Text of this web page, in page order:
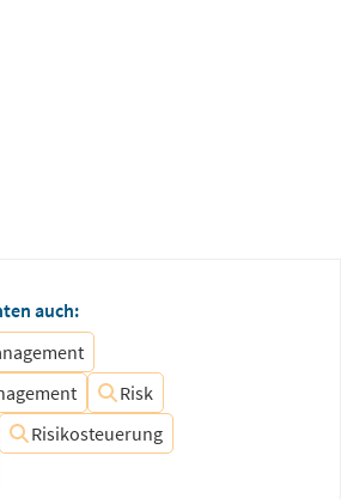
auch:
Risk
Risikosteuerung